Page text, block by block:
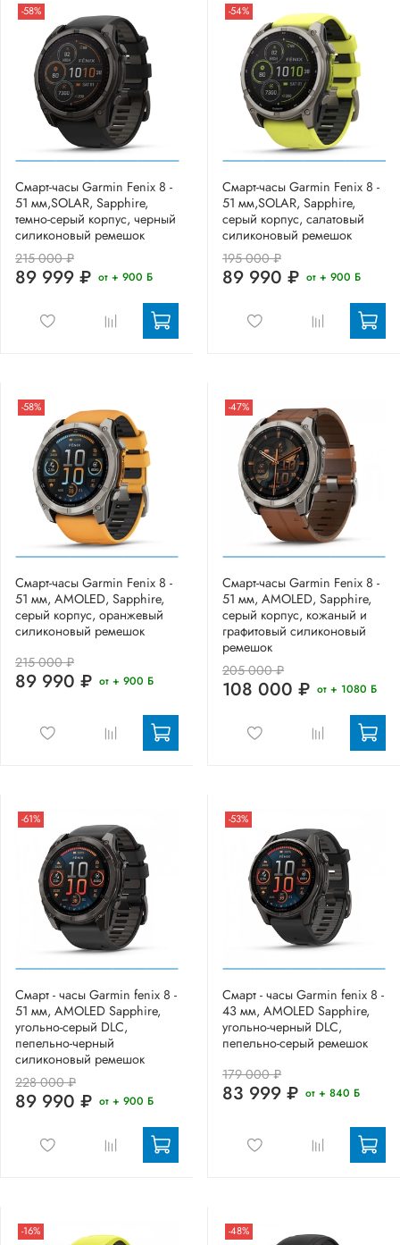
-58%
Смарт-часы Garmin Fenix 8 -
51 мм,SOLAR, Sapphire,
темно-серый корпус, черный
силиконовый ремешок
215 000 ₽
89 999 ₽ от + 900 Б
-54%
Смарт-часы Garmin Fenix 8 -
51 мм,SOLAR, Sapphire,
серый корпус, салатовый
силиконовый ремешок
195 000 ₽
89 990 ₽ от + 900 Б
-58%
Смарт-часы Garmin Fenix 8 -
51 мм, AMOLED, Sapphire,
серый корпус, оранжевый
силиконовый ремешок
215 000 ₽
89 990 ₽ от + 900 Б
-47%
Смарт-часы Garmin Fenix 8 -
51 мм, AMOLED, Sapphire,
серый корпус, кожаный и
графитовый силиконовый
ремешок
205 000 ₽
108 000 ₽ от + 1080 Б
-61%
Смарт - часы Garmin fenix 8 -
51 мм, AMOLED Sapphire,
угольно-серый DLC,
пепельно-черный
силиконовый ремешок
228 000 ₽
89 990 ₽ от + 900 Б
-53%
Смарт - часы Garmin fenix 8 -
43 мм, AMOLED Sapphire,
угольно-черный DLC,
пепельно-серый ремешок
179 000 ₽
83 999 ₽ от + 840 Б
-16% -48%